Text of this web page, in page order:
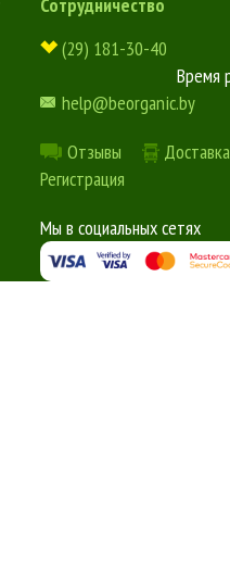
(29) 181-30-40
Время
help@beorganic.by
Отзывы
Регистрация
Мы в социальных сетях